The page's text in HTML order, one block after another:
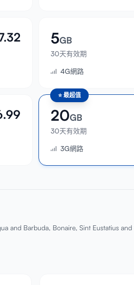
5GB
30天有效期
4G網路
⭐最超值
20GB
30天有效期
3G網路
and Barbuda, Bonaire, Sint Eustatius